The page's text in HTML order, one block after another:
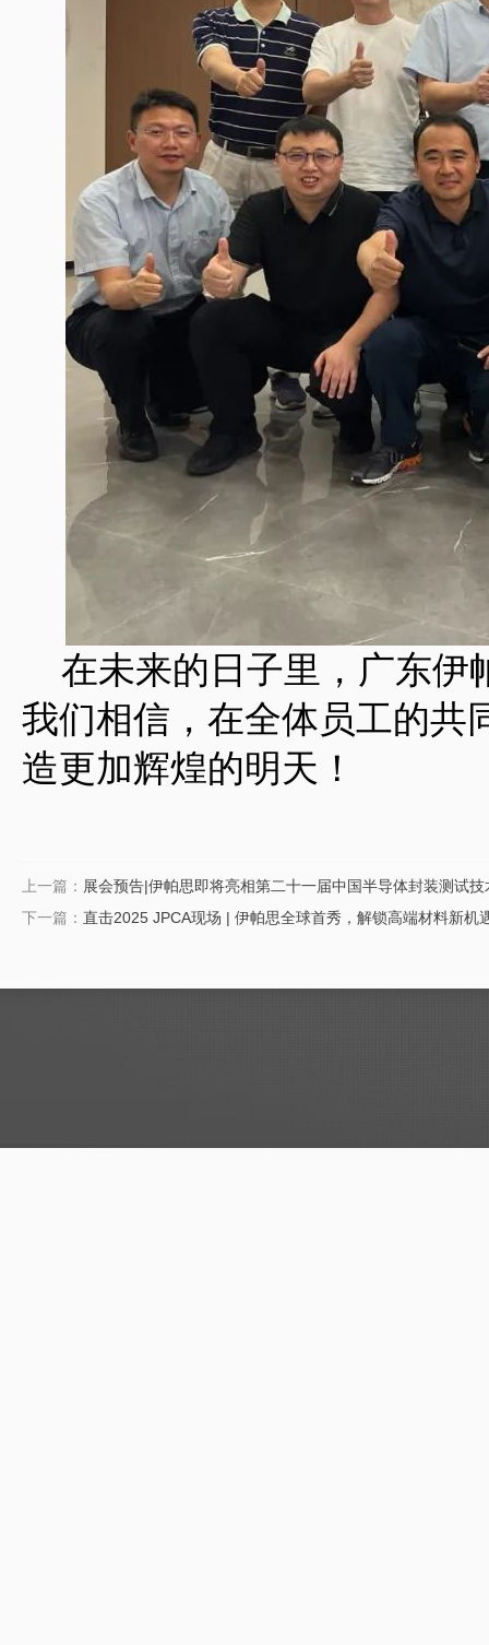
在未来的日子里，广东伊
我们相信，在全体员工的共
造更加辉煌的明天！
上一篇： 展会预告|伊帕思即将亮相第二十一届中国半导体封装测试
下一篇： 直击2025 JPCA现场 | 伊帕思全球首秀，解锁高端材料新机